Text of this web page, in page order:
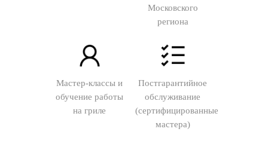
Московского
региона
Мастер-классы и
обучение работы
на гриле
Постгарантийное
обслуживание
(сертифицированные
мастера)